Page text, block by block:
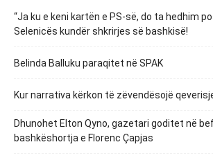
“Ja ku e keni kartën e PS-së, do ta hedhim
Selenicës kundër shkrirjes së bashkisë!
Belinda Balluku paraqitet në SPAK
Kur narrativa kërkon të zëvendësojë
Dhunohet Elton Qyno, gazetari goditet në
bashkëshortja e Florenc Çapjas